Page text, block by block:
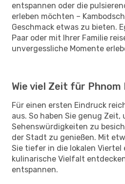
entspannen oder die
erleben möchten –
Geschmack etwas zu bieten.
Paar oder mit Ihrer Familie
unvergessliche Momente
Wie viel Zeit für Phnom
Für einen ersten Eindruck
aus. So haben Sie genug
Sehenswürdigkeiten zu
der Stadt zu genießen. Mit
Sie tiefer in die lokalen Viertel
kulinarische Vielfalt
entspannen.